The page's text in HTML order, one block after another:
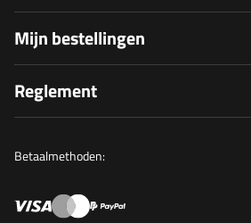
Mijn bestellingen
Reglement
Betaalmethoden: